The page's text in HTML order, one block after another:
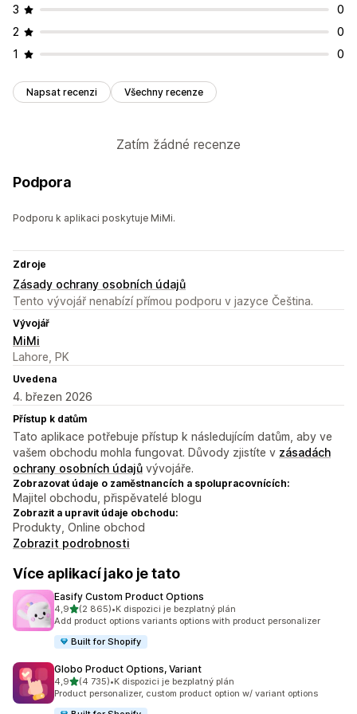
3
0
2
0
1
0
Napsat recenzi Všechny recenze
Zatím žádné recenze
Podpora
Podporu k aplikaci poskytuje MiMi.
Zdroje
Zásady ochrany osobních údajů
Tento vývojář nenabízí přímou podporu v jazyce Čeština.
Vývojář
MiMi
Lahore, PK
Uvedena
4. březen 2026
Přístup k datům
Tato aplikace potřebuje přístup k následujícím datům, aby ve
vašem obchodu mohla fungovat. Důvody zjistíte v zásadách
ochrany osobních údajů vývojáře.
Zobrazovat údaje o zaměstnancích a spolupracovnících:
Majitel obchodu, přispěvatelé blogu
Zobrazit a upravit údaje obchodu:
Produkty, Online obchod
Zobrazit podrobnosti
Více aplikací jako je tato
Easify Custom Product Options
4,9z 5 hvězd
(2 865)
Celkový počet recenzí: 2865
•K dispozici je bezplatný plán
Add product options variants options with product personalizer
Built for Shopify
Globo Product Options, Variant
4,9z 5 hvězd
(4 735)
Celkový počet recenzí: 4735
•K dispozici je bezplatný plán
Product personalizer, custom product option w/ variant options